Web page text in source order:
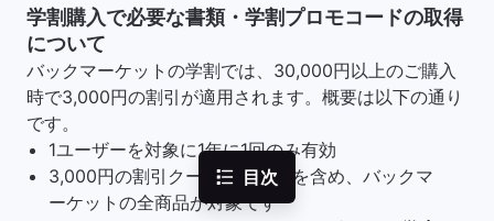
目次
学割購入で必要な書類・学割プロモコードの取得
について
バックマーケットの学割では、30,000円以上のご購入
時で3,000円の割引が適用されます。概要は以下の通り
です。
1ユーザーを対象に1年に1回のみ有効
3,000円の割引クーポンはiPadを含め、バックマ
ーケットの全商品が対象です